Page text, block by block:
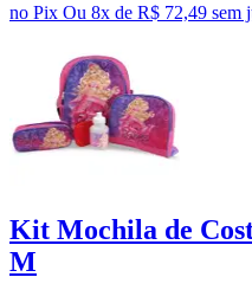
no Pix Ou 8x de R$ 72,49 sem
Kit Mochila de
M